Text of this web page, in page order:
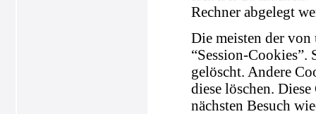
Rechner abgelegt
Die meisten der von
“Session-Cookies”.
gelöscht. Andere
diese löschen.
nächsten Besuch